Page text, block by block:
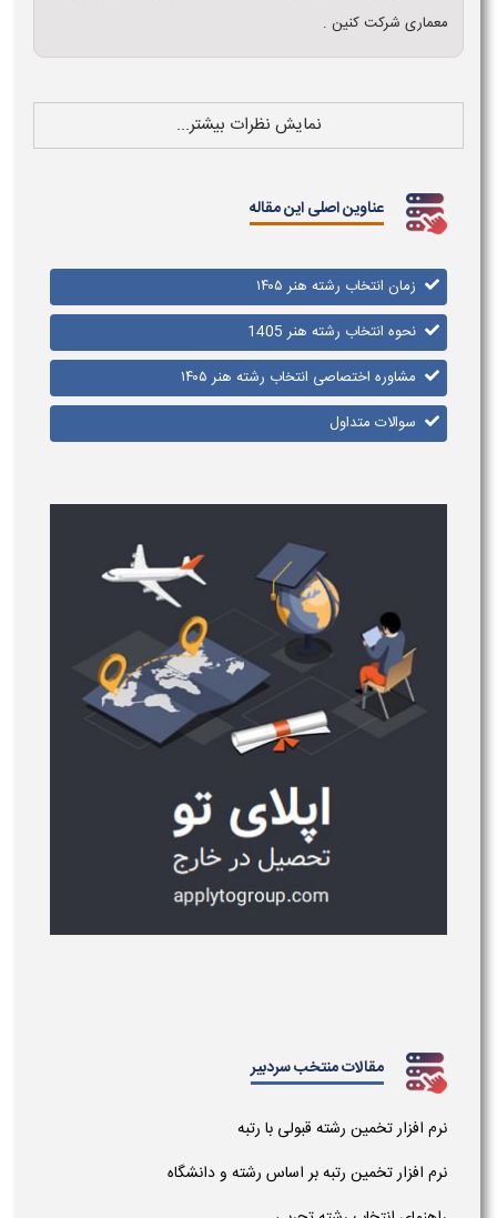
معماری شرکت کنین .
نمایش نظرات بیشتر...
عناوین اصلی این مقاله
زمان انتخاب رشته هنر ۱۴۰۵
نحوه انتخاب رشته هنر 1405
مشاوره اختصاصی انتخاب رشته هنر ۱۴۰۵
سوالات متداول
مقالات منتخب سردبیر
نرم افزار تخمین رشته قبولی با رتبه
نرم افزار تخمین رتبه بر اساس رشته و دانشگاه